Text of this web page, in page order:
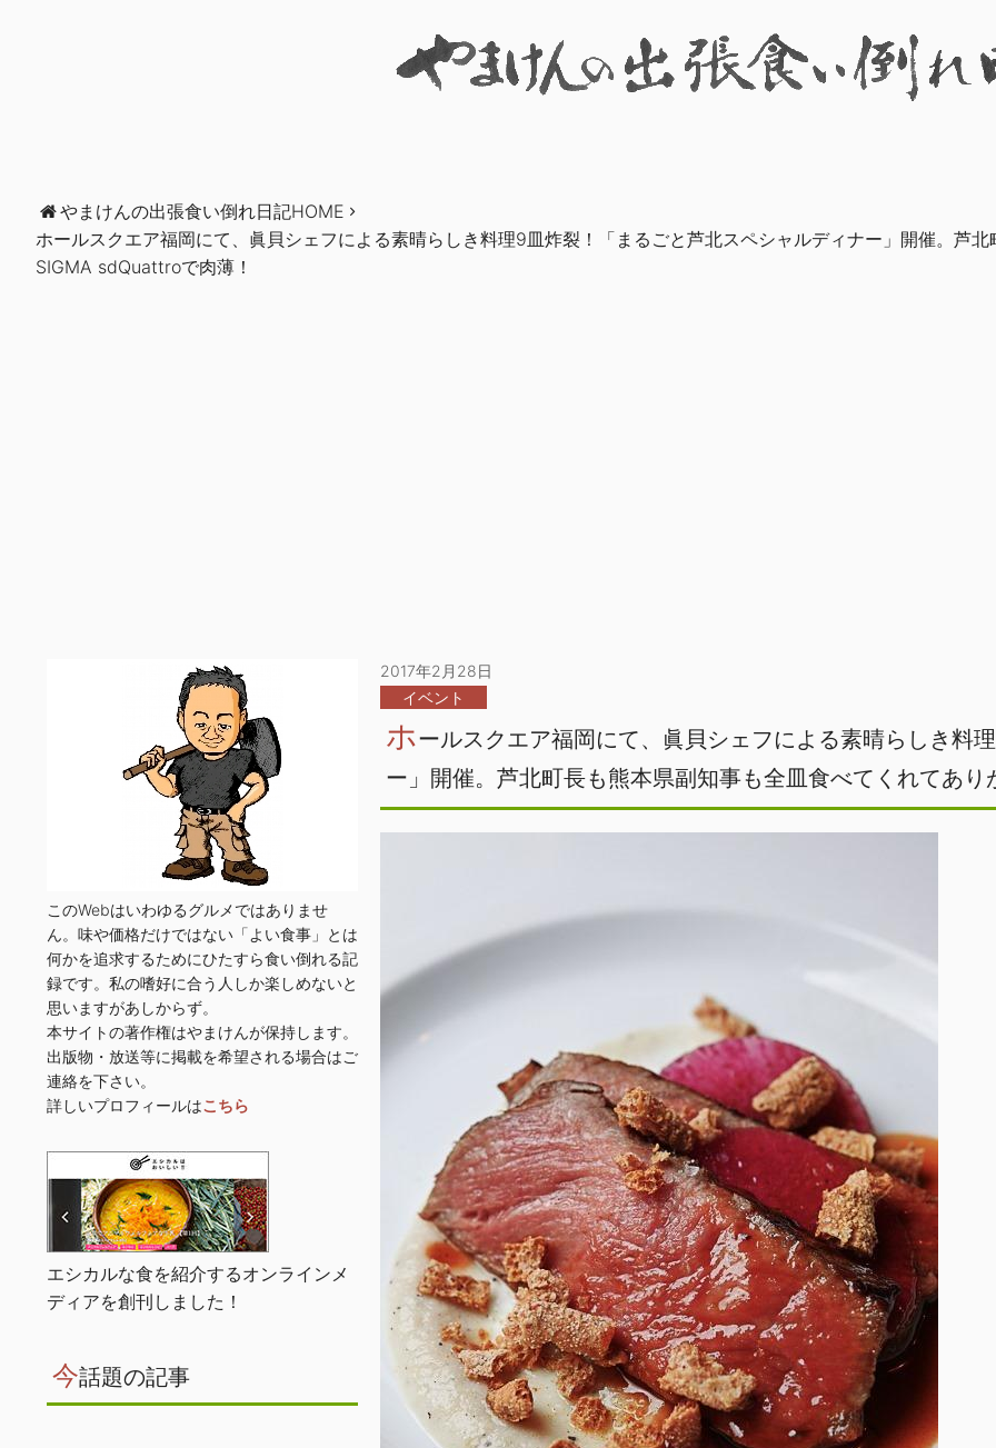
やまけんの出張食い倒れ日記HOME
ホールスクエア福岡にて、眞貝シェフによる素晴らしき料理9皿炸裂！「まるごと芦北スペシャルディナー」開催。
SIGMA sdQuattroで肉薄！
2017年2月28日
イベント
ホールスクエア福岡にて、眞貝シェフによる素晴らしき料
ー」開催。芦北町長も熊本県副知事も全皿食べてくれてあ
このWebはいわゆるグルメではありませ
ん。味や価格だけではない「よい食事」とは
何かを追求するためにひたすら食い倒れる記
録です。私の嗜好に合う人しか楽しめないと
思いますがあしからず。
本サイトの著作権はやまけんが保持します。
出版物・放送等に掲載を希望される場合はご
連絡を下さい。
詳しいプロフィールはこちら
エシカルな食を紹介するオンラインメ
ディアを創刊しました！
今話題の記事